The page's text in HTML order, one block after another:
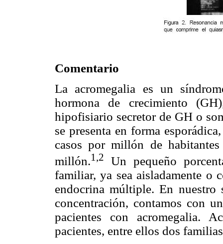
Comentario
La acromegalia es un
hormona de crecimiento
hipofisiario secretor de GH o
se presenta en forma
casos por millón de
millón.1,2
Un pequeño
familiar, ya sea aisladamente o
endocrina múltiple. En
concentración, contamos con
pacientes con acromegalia.
pacientes, entre ellos dos